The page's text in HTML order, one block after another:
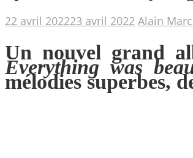
22 avril 202223 avril 2022 Alain
Un nouvel grand
Everything was
mélodies superbes,